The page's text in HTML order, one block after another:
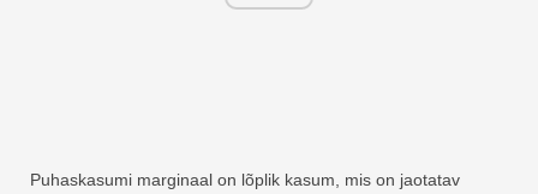
Puhaskasumi marginaal on lõplik kasum, mis on jaotatav